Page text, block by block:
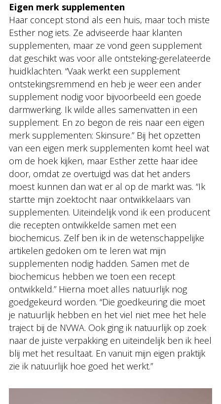
Eigen merk supplementen
Haar concept stond als een huis, maar toch miste
Esther nog iets. Ze adviseerde haar klanten
supplementen, maar ze vond geen supplement
dat geschikt was voor alle ontsteking-gerelateerde
huidklachten. “Vaak werkt een supplement
ontstekingsremmend en heb je weer een ander
supplement nodig voor bijvoorbeeld een goede
darmwerking. Ik wilde alles samenvatten in een
supplement. En zo begon de reis naar een eigen
merk supplementen: Skinsure.” Bij het opzetten
van een eigen merk supplementen komt heel wat
om de hoek kijken, maar Esther zette haar idee
door, omdat ze overtuigd was dat het anders
moest kunnen dan wat er al op de markt was. “Ik
startte mijn zoektocht naar ontwikkelaars van
supplementen. Uiteindelijk vond ik een producent
die recepten ontwikkelde samen met een
biochemicus. Zelf ben ik in de wetenschappelijke
artikelen gedoken om te leren wat mijn
supplementen nodig hadden. Samen met de
biochemicus hebben we toen een recept
ontwikkeld.” Hierna moet alles natuurlijk nog
goedgekeurd worden. “Die goedkeuring die moet
je natuurlijk hebben en het viel niet mee het hele
traject bij de NVWA. Ook ging ik natuurlijk op zoek
naar de juiste verpakking en uiteindelijk ben ik heel
blij met het resultaat. En vanuit mijn eigen praktijk
zie ik natuurlijk hoe goed het werkt.”